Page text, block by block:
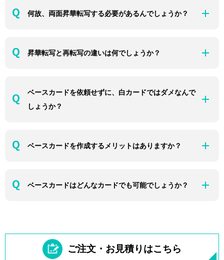
何故、両面昇華転写する必要があるんでしょうか？
昇華転写と再転写の違いは何でしょうか？
ベースカードを依頼せずに、白カードではダメなんで
しょうか？
ベースカードを作成するメリットはありますか？
ベースカードはどんなカードでも可能でしょうか？
ご注文・お見積りはこちら